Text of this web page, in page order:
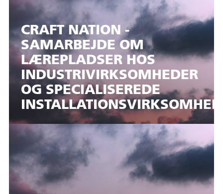
CRAFT NATION -
SAMARBEJDE OM
LÆREPLADSER HOS
INDUSTRIVIRKSOMHEDER
OG SPECIALISEREDE